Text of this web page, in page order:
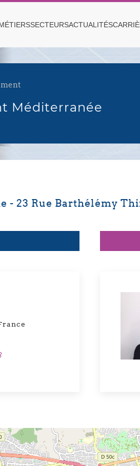
SECTEURSACTUALITÉS
Méditerranée
- 23 Rue Barthélémy